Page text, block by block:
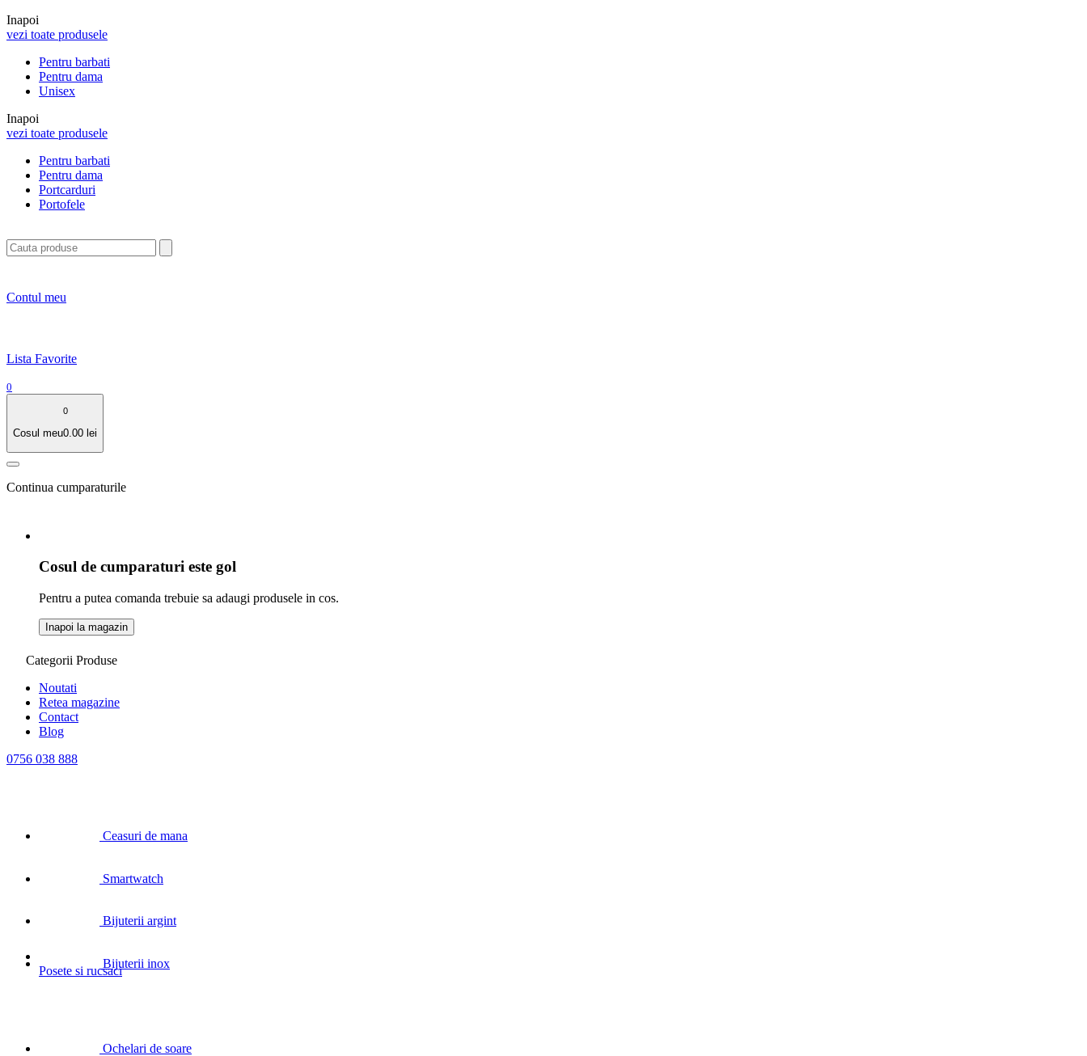
Inapoi
vezi toate produsele
Pentru barbati
Pentru dama
Unisex
Inapoi
vezi toate produsele
Pentru barbati
Pentru dama
Portcarduri
Portofele
Contul meu
Lista Favorite
0
0
Cosul meu0.00 lei
Continua cumparaturile
Cosul de cumparaturi este gol
Pentru a putea comanda trebuie sa adaugi produsele in cos.
Inapoi la magazin
Categorii Produse
Noutati
Retea magazine
Contact
Blog
0756 038 888
Ceasuri de mana
Smartwatch
Bijuterii argint
Bijuterii inox
Posete si rucsaci
Ochelari de soare